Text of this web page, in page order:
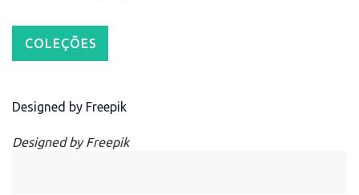
Designed by Freepik
Designed by Freepik